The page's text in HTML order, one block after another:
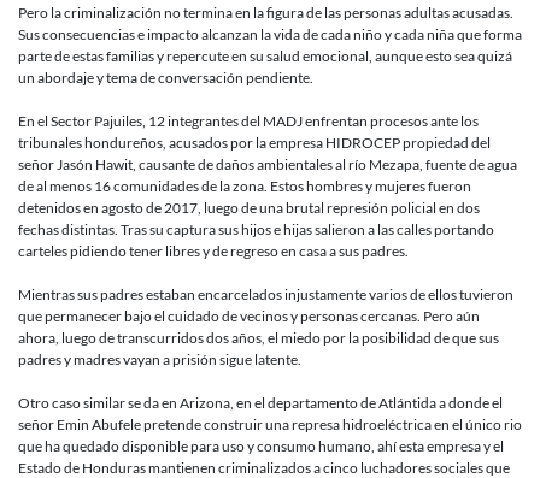
en
Honduras
Pero la criminalización no termina en la figura de las personas adultas acusadas.
Sus consecuencias e impacto alcanzan la vida de cada niño y cada niña que forma
parte de estas familias y repercute en su salud emocional, aunque esto sea quizá
un abordaje y tema de conversación pendiente.
En el Sector Pajuiles, 12 integrantes del MADJ enfrentan procesos ante los
tribunales hondureños, acusados por la empresa HIDROCEP propiedad del
señor Jasón Hawit, causante de daños ambientales al río Mezapa, fuente de agua
de al menos 16 comunidades de la zona. Estos hombres y mujeres fueron
detenidos en agosto de 2017, luego de una brutal represión policial en dos
fechas distintas. Tras su captura sus hijos e hijas salieron a las calles portando
carteles pidiendo tener libres y de regreso en casa a sus padres.
Mientras sus padres estaban encarcelados injustamente varios de ellos tuvieron
que permanecer bajo el cuidado de vecinos y personas cercanas. Pero aún
ahora, luego de transcurridos dos años, el miedo por la posibilidad de que sus
padres y madres vayan a prisión sigue latente.
Otro caso similar se da en Arizona, en el departamento de Atlántida a donde el
señor Emin Abufele pretende construir una represa hidroeléctrica en el único rio
que ha quedado disponible para uso y consumo humano, ahí esta empresa y el
Estado de Honduras mantienen criminalizados a cinco luchadores sociales que